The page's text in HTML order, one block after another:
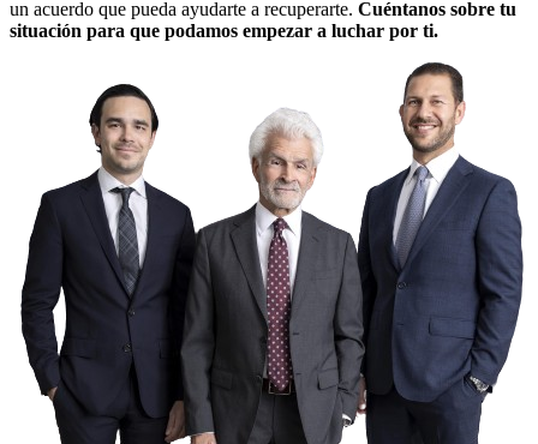
un acuerdo que pueda ayudarte a recuperarte. Cuéntanos sobre tu
situación para que podamos empezar a luchar por ti.